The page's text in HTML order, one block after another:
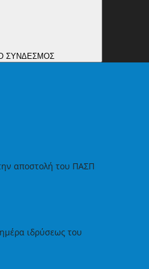
ΣΥΝΔΕΣΜΟΣ
αποστολή του ΠΑΣΠ
ιδρύσεως του